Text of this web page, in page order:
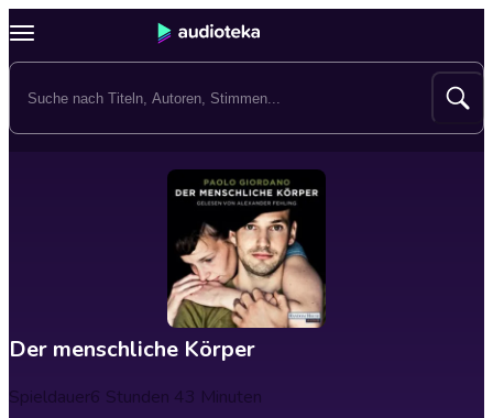
Der menschliche Körper
Spieldauer6 Stunden 43 Minuten